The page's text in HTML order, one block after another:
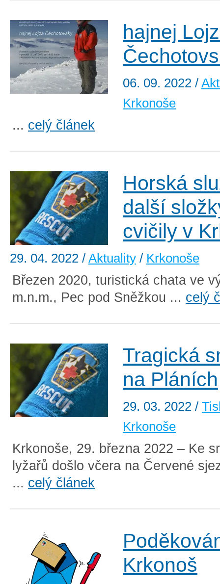
hajnej
06. 09. 2022 /
Krkonoše
... celý článek
Horská
další
cvičily v
29. 04. 2022 / Aktuality / Krkonoše
Březen 2020, turistická chata ve
m.n.m., Pec pod Sněžkou ... celý
Tragická
na Pláních
29. 03. 2022 /
Krkonoše
Krkonoše, 29. března 2022 – Ke
lyžařů došlo včera na Červené
... celý článek
Krkonoš